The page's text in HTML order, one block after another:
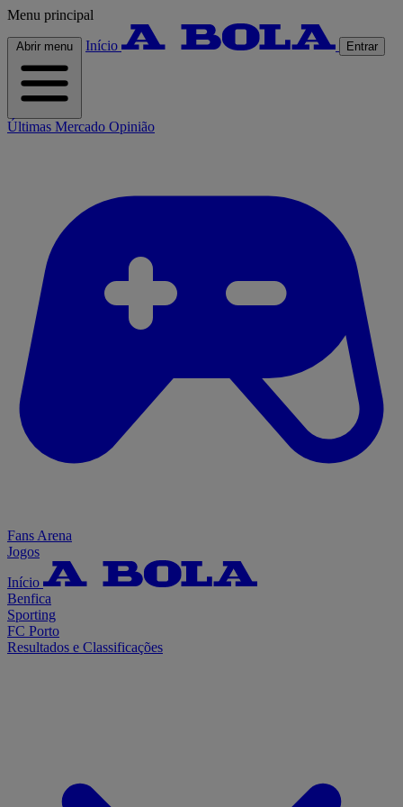
Menu principal
Abrir menu Início Entrar
Últimas Mercado Opinião
Fans Arena
Jogos
Início
Benfica
Sporting
FC Porto
Resultados e Classificações